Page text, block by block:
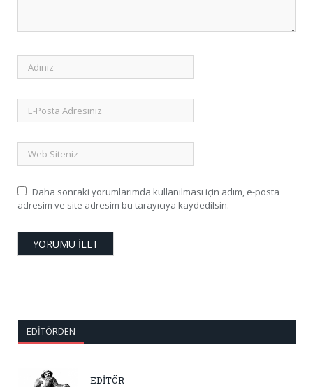
Daha sonraki yorumlarımda kullanılması için adım, e-posta
adresim ve site adresim bu tarayıcıya kaydedilsin.
EDITÖRDEN
EDİTÖR